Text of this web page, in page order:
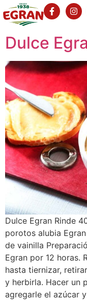
Dulce
Dulce Egran Rinde
porotos alubia
de vainilla
Egran por 12 horas.
hasta tiernizar,
y herbirla. Hacer un
agregarle el azúcar